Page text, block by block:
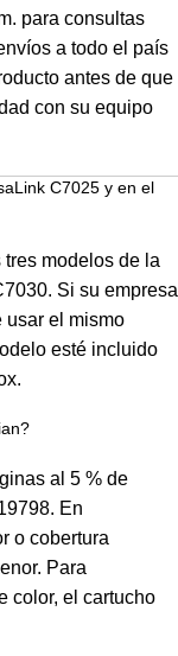
para consultas
a todo el país
antes de que
con su equipo
C7025 y en el
modelos de la
Si su empresa
usar el mismo
esté incluido
al 5 % de
En
o cobertura
Para
color, el cartucho